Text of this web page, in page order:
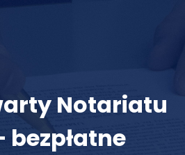
Notariatu
bezpłatne